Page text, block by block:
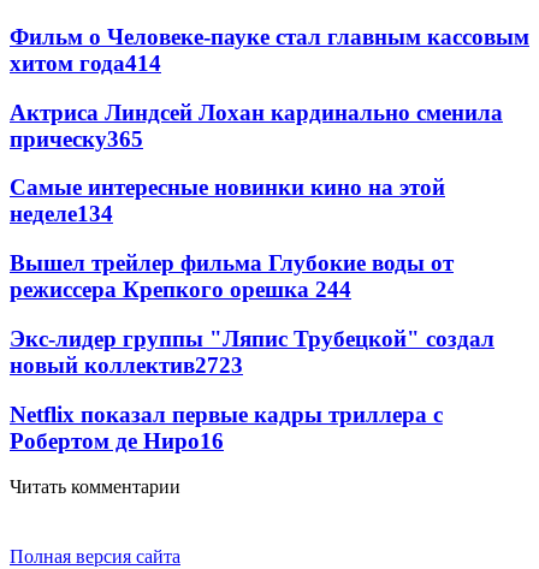
Фильм о Человеке-пауке стал главным кассовым
хитом года414
Актриса Линдсей Лохан кардинально сменила
прическу365
Самые интересные новинки кино на этой
неделе134
Вышел трейлер фильма Глубокие воды от
режиссера Крепкого орешка 244
Экс-лидер группы "Ляпис Трубецкой" создал
новый коллектив2723
Netflix показал первые кадры триллера с
Робертом де Ниро16
Читать комментарии
Полная версия сайта